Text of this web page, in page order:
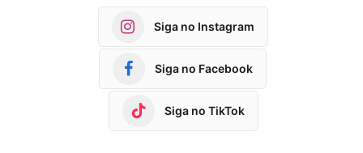
Siga no Instagram
Siga no Facebook
Siga no TikTok